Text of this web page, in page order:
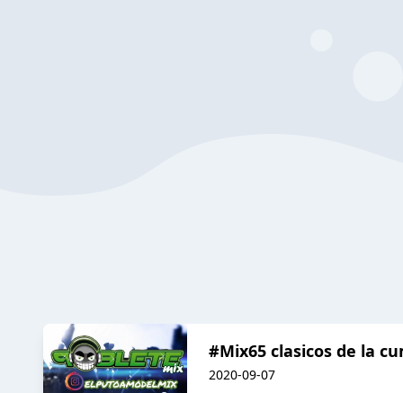
#Mix65 clasicos de la
2020-09-07